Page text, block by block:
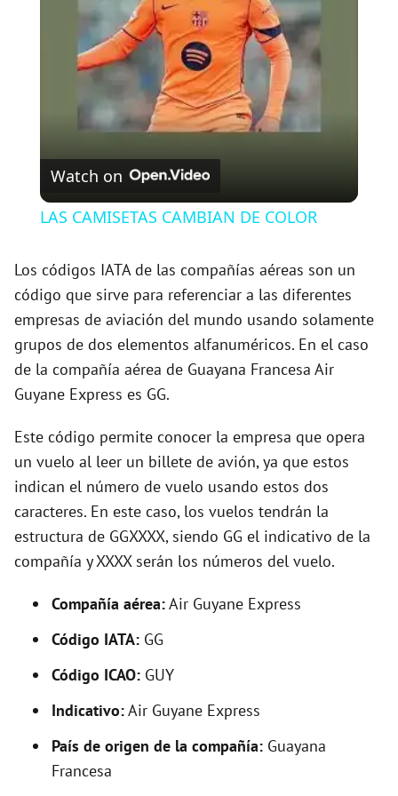
a
y
V
i
d
e
o
Watch on
LAS CAMISETAS CAMBIAN DE COLOR
Los códigos IATA de las compañías aéreas son un
código que sirve para referenciar a las diferentes
empresas de aviación del mundo usando solamente
grupos de dos elementos alfanuméricos. En el caso
de la compañía aérea de Guayana Francesa Air
Guyane Express es GG.
Este código permite conocer la empresa que opera
un vuelo al leer un billete de avión, ya que estos
indican el número de vuelo usando estos dos
caracteres. En este caso, los vuelos tendrán la
estructura de GGXXXX, siendo GG el indicativo de la
compañía y XXXX serán los números del vuelo.
Compañía aérea:Air Guyane Express
Código IATA: GG
Código ICAO: GUY
Indicativo:Air Guyane Express
País de origen de la compañía: Guayana
Francesa